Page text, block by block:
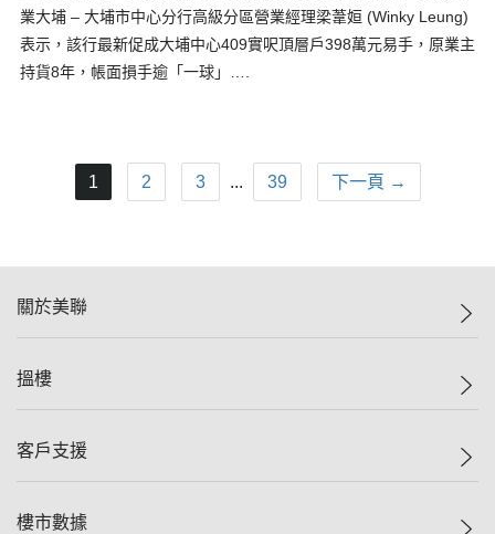
業大埔 – 大埔市中心分行高級分區營業經理梁葦姮 (Winky Leung)
表示，該行最新促成大埔中心409實呎頂層戶398萬元易手，原業主
持貨8年，帳面損手逾「一球」….
1 2 3 ... 39 下一頁 →
關於美聯
美聯集團
人才招募
搵樓
一手新盤
客戶支援
自助放盤
樓市數據